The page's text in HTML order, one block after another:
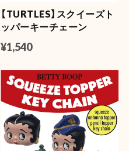
【TURTLES】スクイーズト
ッパーキーチェーン
¥1,540